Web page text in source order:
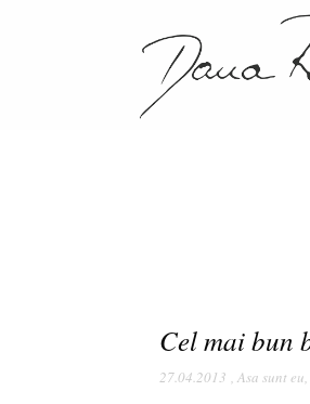
Cel mai bun
27.04.2013 , Asa sunt eu,